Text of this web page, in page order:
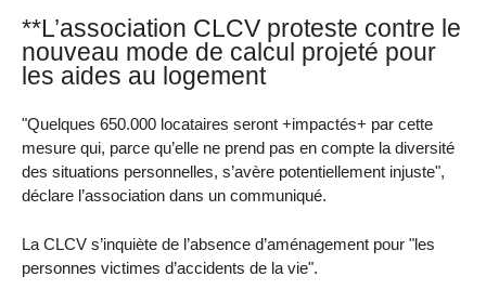
**L’association CLCV proteste contre le
nouveau mode de calcul projeté pour
les aides au logement
"Quelques 650.000 locataires seront +impactés+ par cette
mesure qui, parce qu’elle ne prend pas en compte la diversité
des situations personnelles, s’avère potentiellement injuste",
déclare l’association dans un communiqué.
La CLCV s’inquiète de l’absence d’aménagement pour "les
personnes victimes d’accidents de la vie".